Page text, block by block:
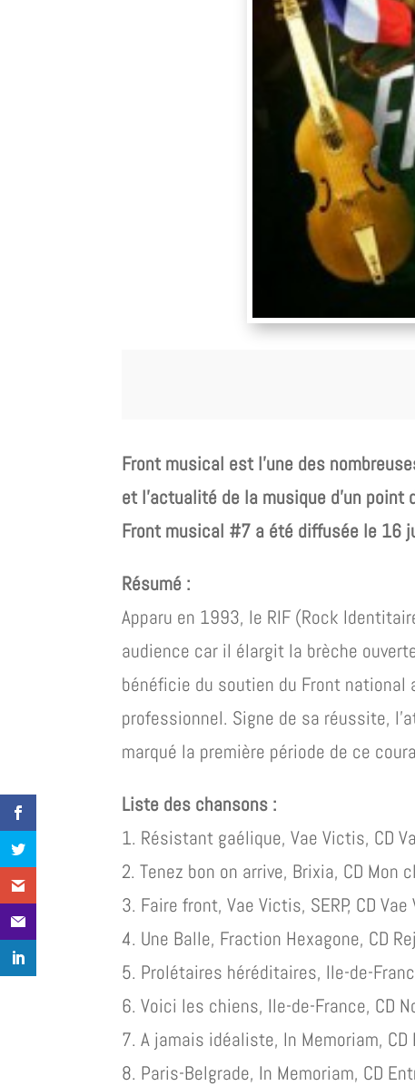
Front musical est l’une des
et l’actualité de la musique d’un
Front musical #7 a été diffusée le 16
Résumé :
Apparu en 1993, le RIF (Rock
audience car il élargit la brèche
bénéficie du soutien du Front national
professionnel. Signe de sa réussite,
marqué la première période de ce
Liste des chansons :
1. Résistant gaélique, Vae Victis, CD
2. Tenez bon on arrive, Brixia, CD Mon
3. Faire front, Vae Victis, SERP, CD
4. Une Balle, Fraction Hexagone, CD
5. Prolétaires héréditaires, Ile-de-
6. Voici les chiens, Ile-de-France, CD
7. A jamais idéaliste, In Memoriam,
8. Paris-Belgrade, In Memoriam, CD